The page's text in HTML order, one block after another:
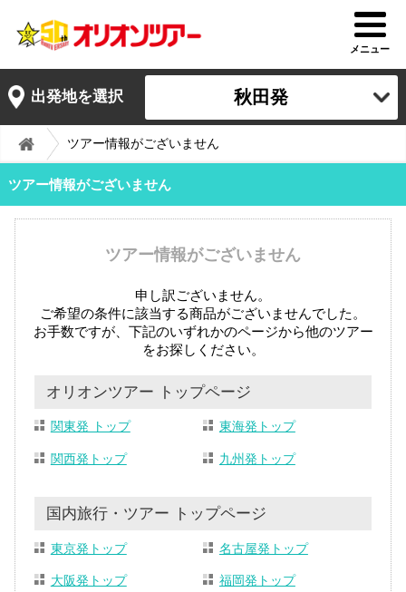
メニュー
出発地を選択 秋田発
ツアー情報がございません
ツアー情報がございません
ツアー情報がございません
申し訳ございません。
ご希望の条件に該当する商品がございませんでした。
お手数ですが、下記のいずれかのページから他のツアー
をお探しください。
オリオンツアー トップページ
関東発 トップ 東海発トップ
関西発トップ 九州発トップ
国内旅行・ツアー トップページ
東京発トップ 名古屋発トップ
大阪発トップ 福岡発トップ